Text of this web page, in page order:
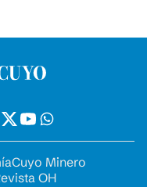
Cuyo Minero
OH